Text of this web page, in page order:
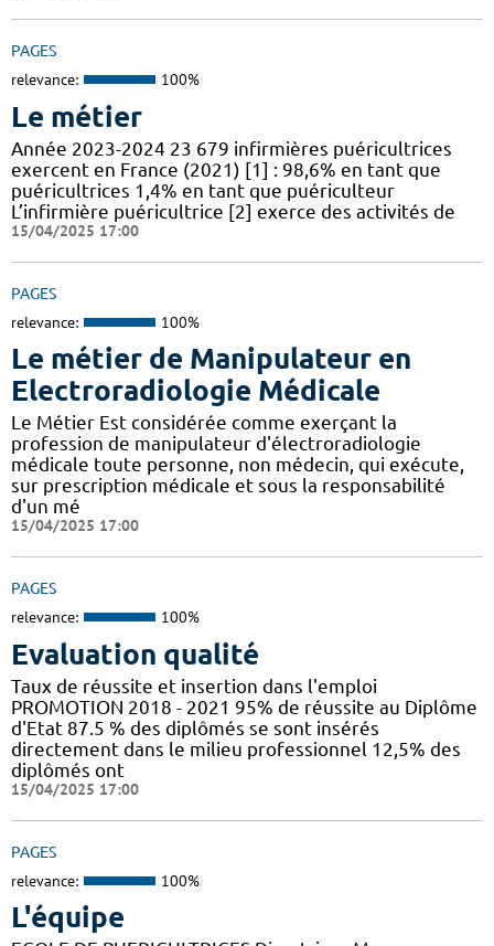
PAGES
relevance: 100%
Le métier
Année 2023-2024 23 679 infirmières puéricultrices
exercent en France (2021) [1] : 98,6% en tant que
puéricultrices 1,4% en tant que puériculteur
L’infirmière puéricultrice [2] exerce des activités de
15/04/2025 17:00
PAGES
relevance: 100%
Le métier de Manipulateur en
Electroradiologie Médicale
Le Métier Est considérée comme exerçant la
profession de manipulateur d'électroradiologie
médicale toute personne, non médecin, qui exécute,
sur prescription médicale et sous la responsabilité
d'un mé
15/04/2025 17:00
PAGES
relevance: 100%
Evaluation qualité
Taux de réussite et insertion dans l'emploi
PROMOTION 2018 - 2021 95% de réussite au Diplôme
d'Etat 87.5 % des diplômés se sont insérés
directement dans le milieu professionnel 12,5% des
diplômés ont
15/04/2025 17:00
PAGES
relevance: 100%
L'équipe